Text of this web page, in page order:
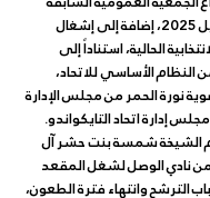
المنعقدة في 15 أبريل 2025، إضافة إلى إشغال
الحالية، استناداً إلى
(27) و(52) من النظام الأساسي للاتحاد،
نورة الحمر من مجلس الإدارة
إدارة اتحاد التايكواندو.
الشيخة شمسة بنت حشر آل
نادي الوصل لشغل المقعد
الترشح وانتهاء فترة الطعون،